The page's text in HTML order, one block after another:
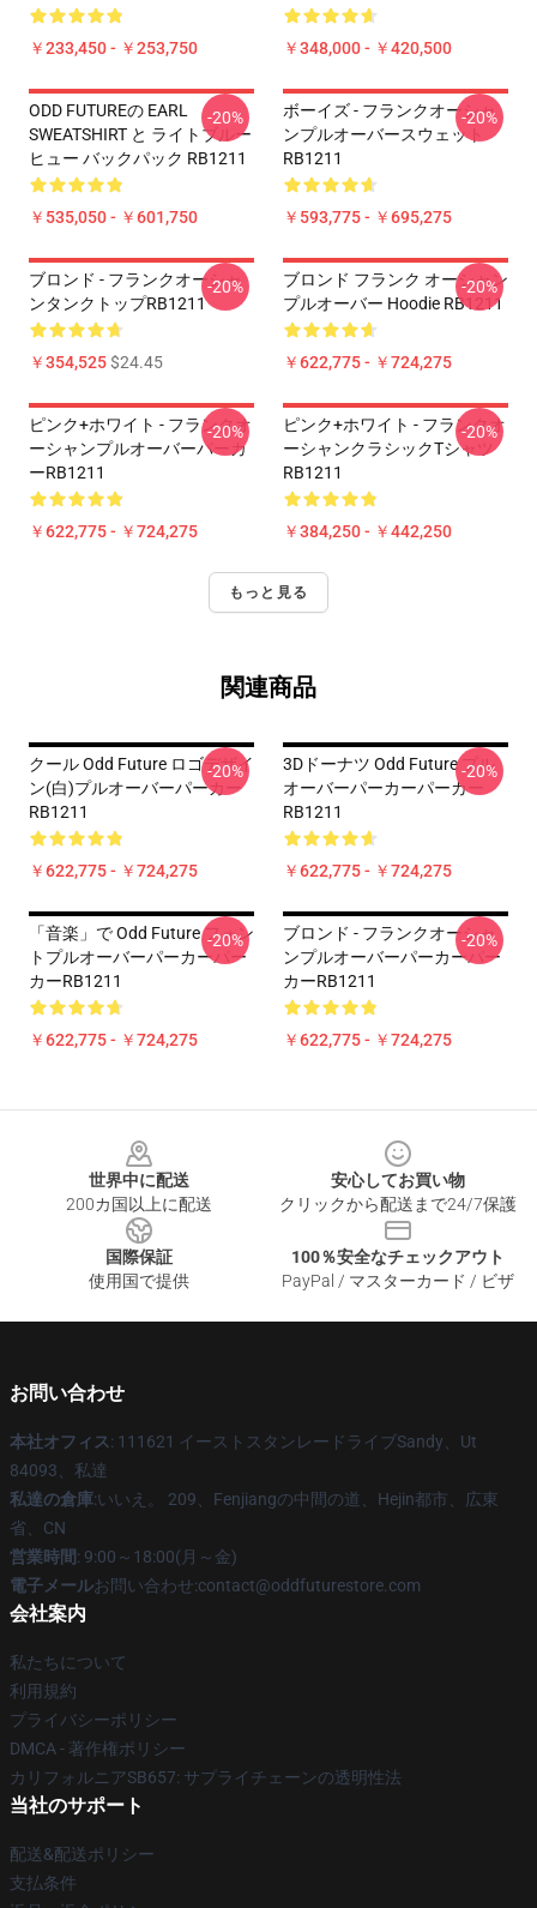
￥233,450 - ￥253,750 ￥348,000 - ￥420,500
ODD FUTUREの EARL
SWEATSHIRT と ライトブルー
ヒュー バックパック RB1211
￥535,050 - ￥601,750
-20%
ボーイズ - フランクオーシャ
ンプルオーバースウェット
RB1211
￥593,775 - ￥695,275
-20%
ブロンド - フランクオーシャ
ンタンクトップRB1211
￥354,525$24.45
-20%
ブロンド フランク オーシャン
プルオーバー Hoodie RB1211
￥622,775 - ￥724,275
-20%
ピンク+ホワイト - フランクオ
ーシャンプルオーバーパーカ
ーRB1211
￥622,775 - ￥724,275
-20%
ピンク+ホワイト - フランクオ
ーシャンクラシックTシャツ
RB1211
￥384,250 - ￥442,250
-20%
もっと見る
関連商品
クール Odd Future ロゴデザイ
ン(白)プルオーバーパーカー
RB1211
￥622,775 - ￥724,275
-20%
3Dドーナツ Odd Future プル
オーバーパーカーパーカー
RB1211
￥622,775 - ￥724,275
-20%
「音楽」で Odd Future フォン
トプルオーバーパーカーパー
カーRB1211
￥622,775 - ￥724,275
-20%
ブロンド - フランクオーシャ
ンプルオーバーパーカーパー
カーRB1211
￥622,775 - ￥724,275
-20%
世界中に配送
200カ国以上に配送
安心してお買い物
クリックから配送まで24/7保護
国際保証
使用国で提供
100％安全なチェックアウト
PayPal / マスターカード / ビザ
お問い合わせ
本社オフィス: 111621 イーストスタンレードライブSandy、Ut
84093、私達
私達の倉庫:いいえ。 209、Fenjiangの中間の道、Hejin都市、広東
省、CN
営業時間: 9:00～18:00(月～金)
電子メールお問い合わせ:contact@oddfuturestore.com
会社案内
私たちについて
利用規約
プライバシーポリシー
DMCA - 著作権ポリシー
カリフォルニアSB657: サプライチェーンの透明性法
当社のサポート
配送&配送ポリシー
支払条件